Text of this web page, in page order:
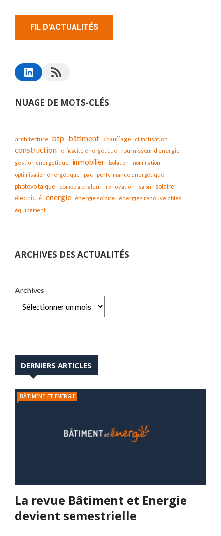
FIL D'ACTUALITÉS
NUAGE DE MOTS-CLÉS
architecture btp bâtiment chauffage climatisation
construction efficacité énergétique fournisseur d'énergie
gestion énergétique immobilier isolation
nomination
optimisation énergétique
pac performance énergétique
photovoltaïque pompe à chaleur rénovation salon solaire
électricité énergie énergie solaire
énergies renouvelables
équipement
ARCHIVES DES ACTUALITÉS
Archives
DERNIERS ARTICLES
BÂTIMENT ET ENERGIE
La revue Bâtiment et Energie
devient semestrielle